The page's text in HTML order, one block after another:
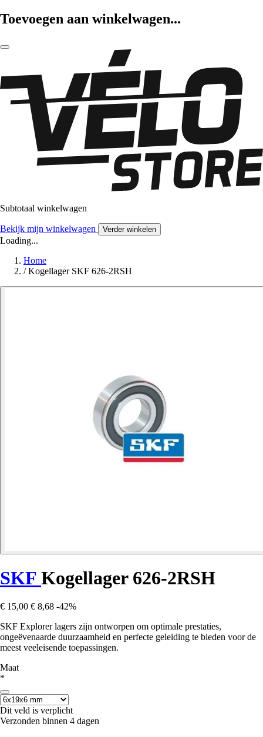
Toevoegen aan winkelwagen...
Subtotaal winkelwagen
Bekijk mijn winkelwagen Verder winkelen
Loading...
Home
/ Kogellager SKF 626-2RSH
SKF Kogellager 626-2RSH
€ 15,00 € 8,68 -42%
SKF Explorer lagers zijn ontworpen om optimale prestaties,
ongeëvenaarde duurzaamheid en perfecte geleiding te bieden voor de
meest veeleisende toepassingen.
Maat
*
Dit veld is verplicht
Verzonden binnen 4 dagen